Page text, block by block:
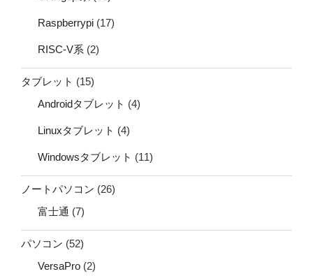
Raspberrypi (17)
RISC-V系 (2)
タブレット (15)
Androidタブレット (4)
Linuxタブレット (4)
Windowsタブレット (11)
ノートパソコン (26)
富士通 (7)
パソコン (52)
VersaPro (2)